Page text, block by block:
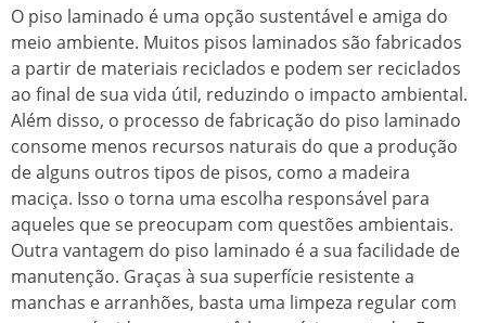
O piso laminado é uma opção sustentável e amiga do
meio ambiente. Muitos pisos laminados são fabricados
a partir de materiais reciclados e podem ser reciclados
ao final de sua vida útil, reduzindo o impacto ambiental.
Além disso, o processo de fabricação do piso laminado
consome menos recursos naturais do que a produção
de alguns outros tipos de pisos, como a madeira
maciça. Isso o torna uma escolha responsável para
aqueles que se preocupam com questões ambientais.
Outra vantagem do piso laminado é a sua facilidade de
manutenção. Graças à sua superfície resistente a
manchas e arranhões, basta uma limpeza regular com